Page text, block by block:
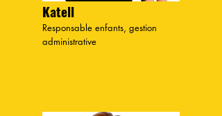
Katell
Responsable enfants, gestion
administrative